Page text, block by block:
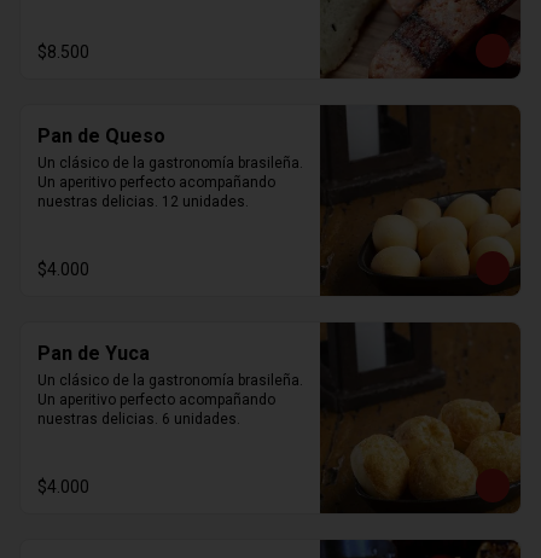
$8.500
Pan de Queso
Un clásico de la gastronomía brasileña.
Un aperitivo perfecto acompañando
nuestras delicias. 12 unidades.
$4.000
Pan de Yuca
Un clásico de la gastronomía brasileña.
Un aperitivo perfecto acompañando
nuestras delicias. 6 unidades.
$4.000